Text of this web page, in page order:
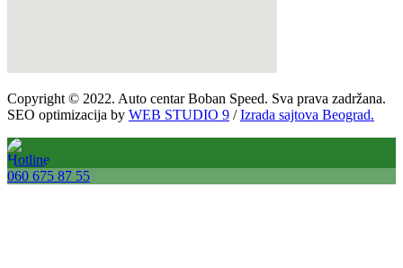
Copyright © 2022. Auto centar Boban Speed. Sva prava zadržana.
SEO optimizacija by WEB STUDIO 9 /Izrada sajtova Beograd.
060 675 87 55